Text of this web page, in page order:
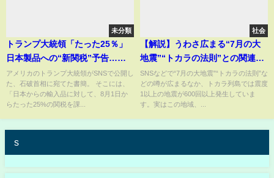
未分類
トランプ大統領「たった25％」
日本製品への“新関税”予告…石
破首相「誠に遺憾」 日本企業
は“脱アメリカ”や独自商品で対
抗も
アメリカのトランプ大統領がSNSで公開し
た、石破首相に宛てた書簡。 そこには、
「日本からの輸入品に対して、8月1日か
らたった25%の関税を課...
社会
【解説】うわさ広まる“7月の大
地震”“トカラの法則”との関連
は？ トカラ列島で600回以上の
地震 震度4多発
SNSなどで“7月の大地震”“トカラの法則”な
どの噂が広まるなか、トカラ列島では震度
1以上の地震が600回以上発生していま
す。実はこの地域、...
s